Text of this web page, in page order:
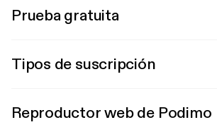
Prueba gratuita
Tipos de suscripción
Reproductor web de Podimo